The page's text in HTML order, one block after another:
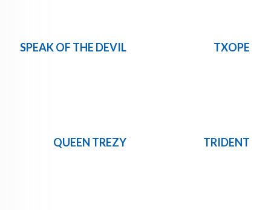
SPEAK OF THE DEVIL TXOPE
QUEEN TREZY TRIDENT